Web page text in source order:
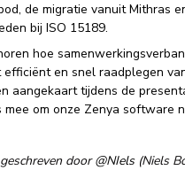
de migratie vanuit Mithras
bij ISO 15189.
hoe
en snel raadplegen
aangekaart tijdens de
om onze Zenya software
door@NIels(Niels